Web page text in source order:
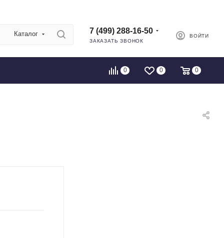
Каталог 7 (499) 288-16-50
ЗАКАЗАТЬ ЗВОНОК
ВОЙТИ
0 0 0